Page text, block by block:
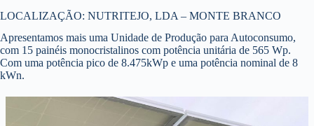
LOCALIZAÇÃO: NUTRITEJO, LDA – MONTE BRANCO
Apresentamos mais uma Unidade de Produção para Autoconsumo,
com 15 painéis monocristalinos com potência unitária de 565 Wp.
Com uma potência pico de 8.475kWp e uma potência nominal de 8
kWn.